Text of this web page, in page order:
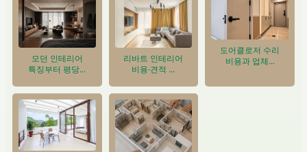
모던 인테리어
특징부터 평당...
리바트 인테리어
비용·견적 ...
도어클로저 수리
비용과 업체...